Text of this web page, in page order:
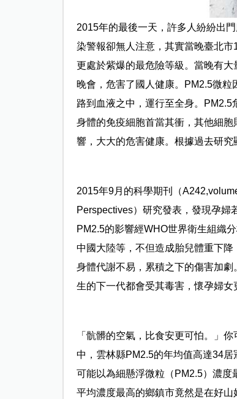
2015年的最後一天，許多人紛紛出
染警報卻無人注意，其實當晚臺北
更處於紫爆的最危險等級。當晚有
晚會，危害了國人健康。PM2.5微
路到血液之中，運行至全身。
身體的免疫細胞首當其衝，其他細
響，大大的危害健康。根據過去研究
2015年9月的科學期刊（
Perspectives）研究發表，發現孕婦
PM2.5的影響經WHO世界衛生組織
中國大陸等，不但造成胎兒體重下
身體代謝不易，累積之下的傷害加
生的下一代都會受其毒害，懷孕婦女
「骯髒的空氣，比食安更可怕。」
中，雲林縣PM2.5的年均值高達34
可能以為細懸浮微粒（PM2.5）濃
平均濃度最高的鄉鎮市竟然是在好